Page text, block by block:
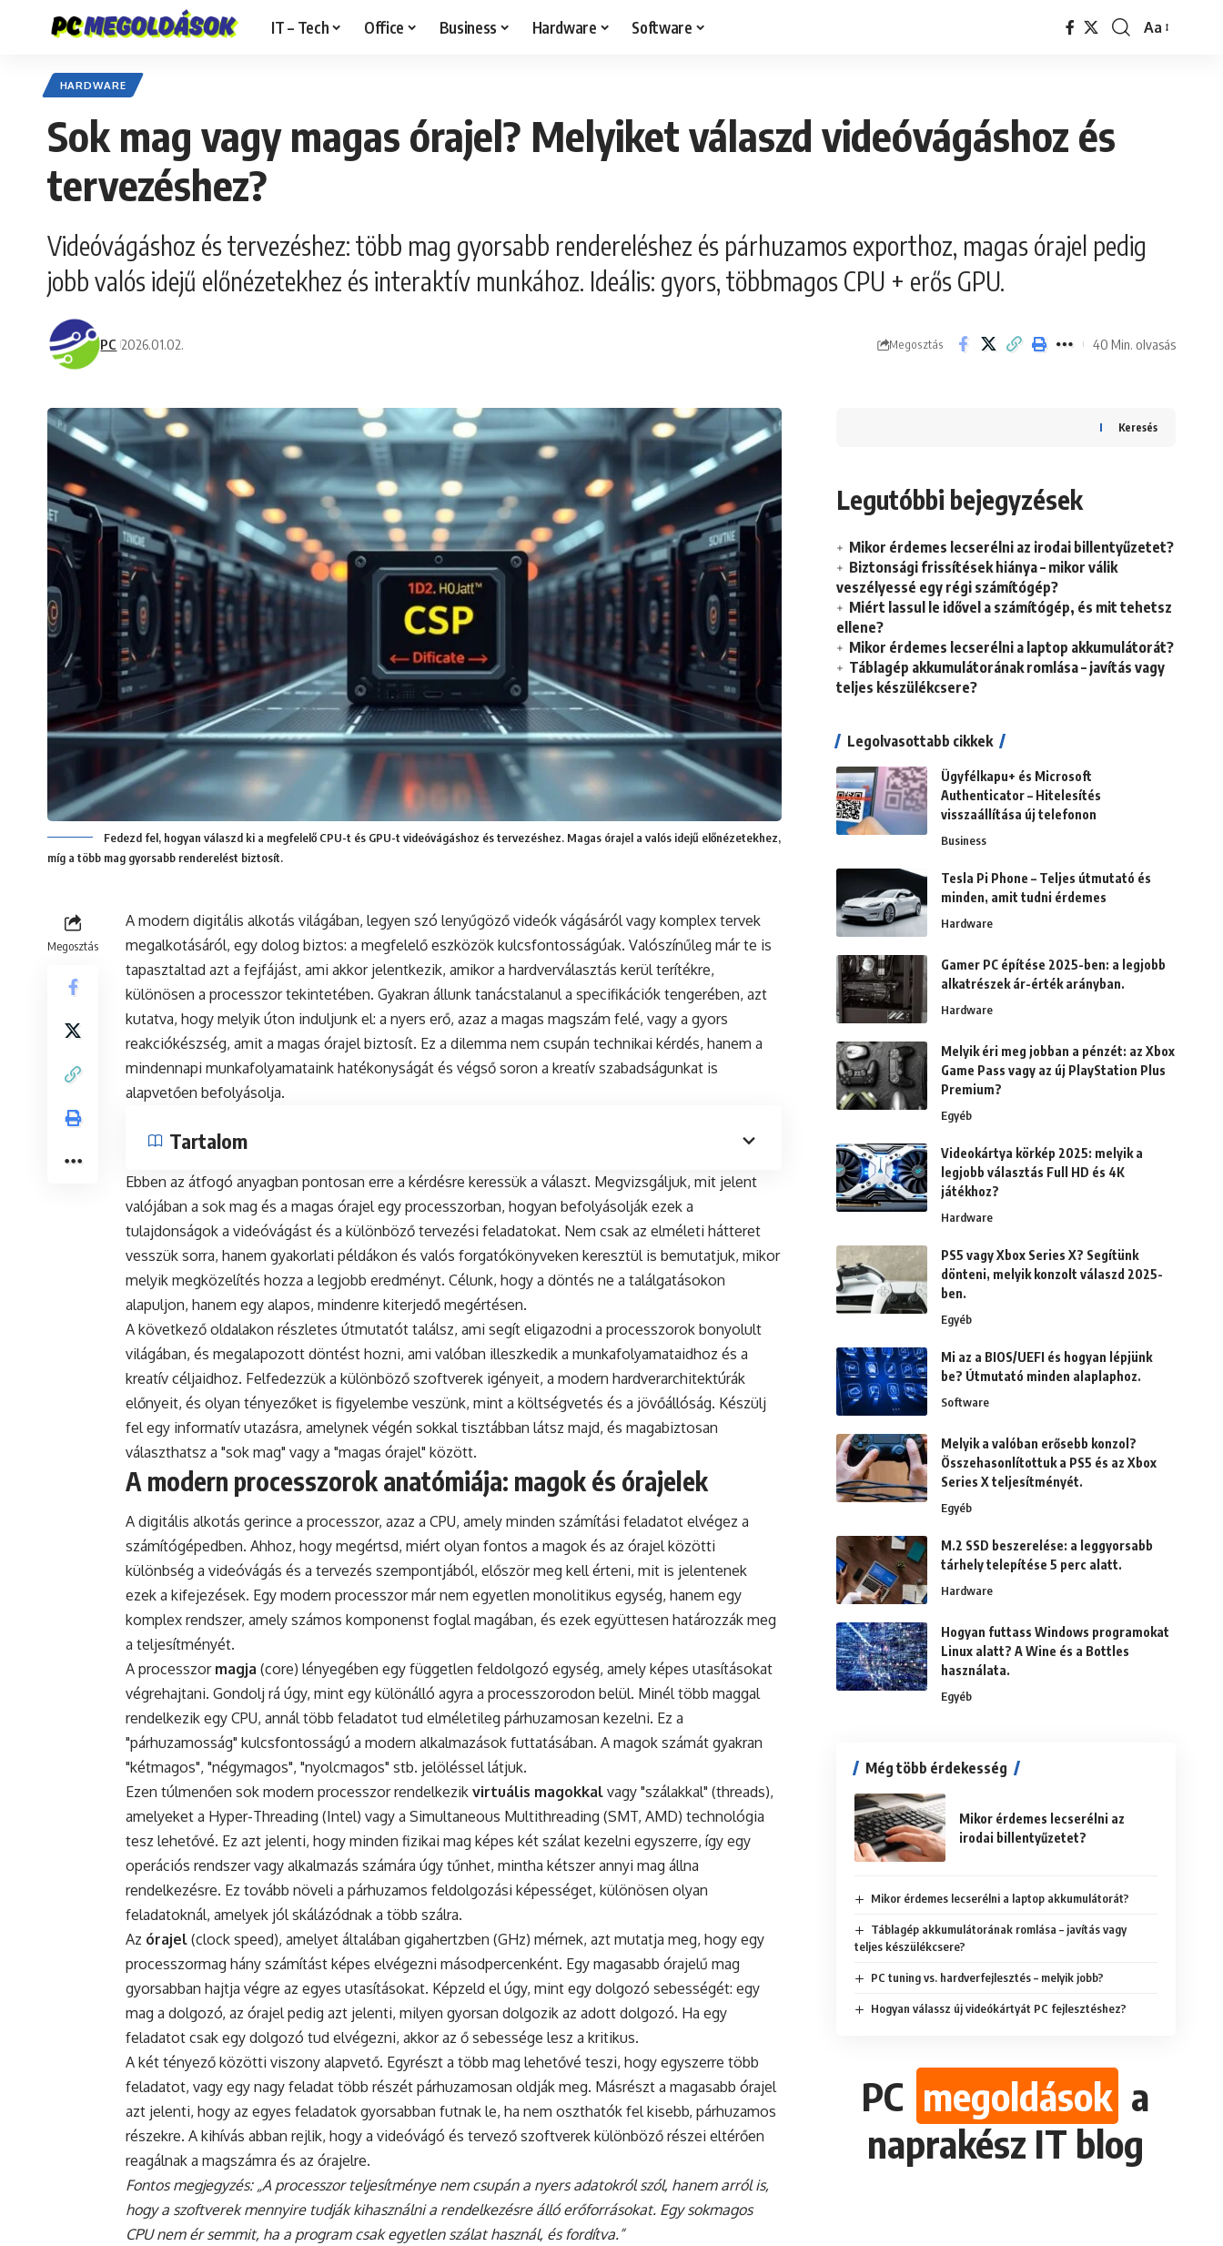
IT – Tech Office Business Hardware Software
Font
Aa
HARDWARE
Sok mag vagy magas órajel? Melyiket válaszd videóvágáshoz és
tervezéshez?
Videóvágáshoz és tervezéshez: több mag gyorsabb rendereléshez és párhuzamos exporthoz, magas órajel pedig
jobb valós idejű előnézetekhez és interaktív munkához. Ideális: gyors, többmagos CPU + erős GPU.
PC 2026.01.02. Megosztás 40 Min. olvasás
Fedezd fel, hogyan válaszd ki a megfelelő CPU-t és GPU-t videóvágáshoz és tervezéshez. Magas órajel a valós idejű előnézetekhez,
míg a több mag gyorsabb renderelést biztosít.
Megosztás
A modern digitális alkotás világában, legyen szó lenyűgöző videók vágásáról vagy komplex tervek
megalkotásáról, egy dolog biztos: a megfelelő eszközök kulcsfontosságúak. Valószínűleg már te is
tapasztaltad azt a fejfájást, ami akkor jelentkezik, amikor a hardverválasztás kerül terítékre,
különösen a processzor tekintetében. Gyakran állunk tanácstalanul a specifikációk tengerében, azt
kutatva, hogy melyik úton induljunk el: a nyers erő, azaz a magas magszám felé, vagy a gyors
reakciókészség, amit a magas órajel biztosít. Ez a dilemma nem csupán technikai kérdés, hanem a
mindennapi munkafolyamataink hatékonyságát és végső soron a kreatív szabadságunkat is
alapvetően befolyásolja.
Tartalom
Ebben az átfogó anyagban pontosan erre a kérdésre keressük a választ. Megvizsgáljuk, mit jelent
valójában a sok mag és a magas órajel egy processzorban, hogyan befolyásolják ezek a
tulajdonságok a videóvágást és a különböző tervezési feladatokat. Nem csak az elméleti hátteret
vesszük sorra, hanem gyakorlati példákon és valós forgatókönyveken keresztül is bemutatjuk, mikor
melyik megközelítés hozza a legjobb eredményt. Célunk, hogy a döntés ne a találgatásokon
alapuljon, hanem egy alapos, mindenre kiterjedő megértésen.
A következő oldalakon részletes útmutatót találsz, ami segít eligazodni a processzorok bonyolult
világában, és megalapozott döntést hozni, ami valóban illeszkedik a munkafolyamataidhoz és a
kreatív céljaidhoz. Felfedezzük a különböző szoftverek igényeit, a modern hardverarchitektúrák
előnyeit, és olyan tényezőket is figyelembe veszünk, mint a költségvetés és a jövőállóság. Készülj
fel egy informatív utazásra, amelynek végén sokkal tisztábban látsz majd, és magabiztosan
választhatsz a "sok mag" vagy a "magas órajel" között.
A modern processzorok anatómiája: magok és órajelek
A digitális alkotás gerince a processzor, azaz a CPU, amely minden számítási feladatot elvégez a
számítógépedben. Ahhoz, hogy megértsd, miért olyan fontos a magok és az órajel közötti
különbség a videóvágás és a tervezés szempontjából, először meg kell érteni, mit is jelentenek
ezek a kifejezések. Egy modern processzor már nem egyetlen monolitikus egység, hanem egy
komplex rendszer, amely számos komponenst foglal magában, és ezek együttesen határozzák meg
a teljesítményét.
A processzor magja (core) lényegében egy független feldolgozó egység, amely képes utasításokat
végrehajtani. Gondolj rá úgy, mint egy különálló agyra a processzorodon belül. Minél több maggal
rendelkezik egy CPU, annál több feladatot tud elméletileg párhuzamosan kezelni. Ez a
"párhuzamosság" kulcsfontosságú a modern alkalmazások futtatásában. A magok számát gyakran
"kétmagos", "négymagos", "nyolcmagos" stb. jelöléssel látjuk.
Ezen túlmenően sok modern processzor rendelkezik virtuális magokkal vagy "szálakkal" (threads),
amelyeket a Hyper-Threading (Intel) vagy a Simultaneous Multithreading (SMT, AMD) technológia
tesz lehetővé. Ez azt jelenti, hogy minden fizikai mag képes két szálat kezelni egyszerre, így egy
operációs rendszer vagy alkalmazás számára úgy tűnhet, mintha kétszer annyi mag állna
rendelkezésre. Ez tovább növeli a párhuzamos feldolgozási képességet, különösen olyan
feladatoknál, amelyek jól skálázódnak a több szálra.
Az órajel (clock speed), amelyet általában gigahertzben (GHz) mérnek, azt mutatja meg, hogy egy
processzormag hány számítást képes elvégezni másodpercenként. Egy magasabb órajelű mag
gyorsabban hajtja végre az egyes utasításokat. Képzeld el úgy, mint egy dolgozó sebességét: egy
mag a dolgozó, az órajel pedig azt jelenti, milyen gyorsan dolgozik az adott dolgozó. Ha egy
feladatot csak egy dolgozó tud elvégezni, akkor az ő sebessége lesz a kritikus.
A két tényező közötti viszony alapvető. Egyrészt a több mag lehetővé teszi, hogy egyszerre több
feladatot, vagy egy nagy feladat több részét párhuzamosan oldják meg. Másrészt a magasabb órajel
azt jelenti, hogy az egyes feladatok gyorsabban futnak le, ha nem oszthatók fel kisebb, párhuzamos
részekre. A kihívás abban rejlik, hogy a videóvágó és tervező szoftverek különböző részei eltérően
reagálnak a magszámra és az órajelre.
Fontos megjegyzés: „A processzor teljesítménye nem csupán a nyers adatokról szól, hanem arról is,
hogy a szoftverek mennyire tudják kihasználni a rendelkezésre álló erőforrásokat. Egy sokmagos
CPU nem ér semmit, ha a program csak egyetlen szálat használ, és fordítva.”
Keresés
Legutóbbi bejegyzések
Mikor érdemes lecserélni az irodai billentyűzetet?
Biztonsági frissítések hiánya – mikor válik
veszélyessé egy régi számítógép?
Miért lassul le idővel a számítógép, és mit tehetsz
ellene?
Mikor érdemes lecserélni a laptop akkumulátorát?
Táblagép akkumulátorának romlása – javítás vagy
teljes készülékcsere?
Legolvasottabb cikkek
Ügyfélkapu+ és Microsoft
Authenticator – Hitelesítés
visszaállítása új telefonon
Business
Tesla Pi Phone – Teljes útmutató és
minden, amit tudni érdemes
Hardware
Gamer PC építése 2025-ben: a legjobb
alkatrészek ár-érték arányban.
Hardware
Melyik éri meg jobban a pénzét: az Xbox
Game Pass vagy az új PlayStation Plus
Premium?
Egyéb
Videokártya körkép 2025: melyik a
legjobb választás Full HD és 4K
játékhoz?
Hardware
PS5 vagy Xbox Series X? Segítünk
dönteni, melyik konzolt válaszd 2025-
ben.
Egyéb
Mi az a BIOS/UEFI és hogyan lépjünk
be? Útmutató minden alaplaphoz.
Software
Melyik a valóban erősebb konzol?
Összehasonlítottuk a PS5 és az Xbox
Series X teljesítményét.
Egyéb
M.2 SSD beszerelése: a leggyorsabb
tárhely telepítése 5 perc alatt.
Hardware
Hogyan futtass Windows programokat
Linux alatt? A Wine és a Bottles
használata.
Egyéb
Még több érdekesség
Mikor érdemes lecserélni az
irodai billentyűzetet?
Mikor érdemes lecserélni a laptop akkumulátorát?
Táblagép akkumulátorának romlása – javítás vagy
teljes készülékcsere?
PC tuning vs. hardverfejlesztés – melyik jobb?
Hogyan válassz új videókártyát PC fejlesztéshez?
PC megoldások a
naprakész IT blog